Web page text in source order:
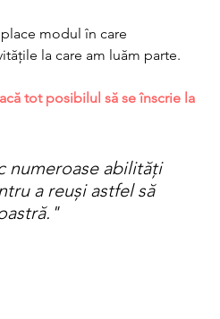
modul în care
la care am luăm parte.
tot posibilul să se înscrie la
numeroase abilități
a reuși astfel să